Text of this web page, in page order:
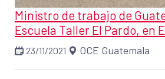
Ministro de trabajo de
Escuela Taller El Pardo, en
23/11/2021 OCE Guatemala